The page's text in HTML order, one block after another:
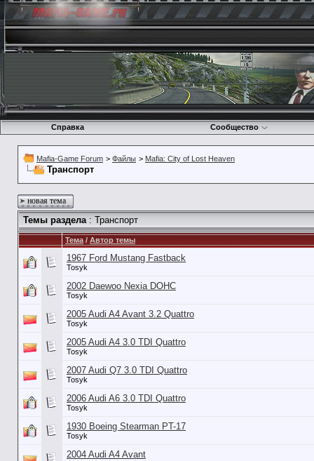
Справка Сообщество
Mafia-Game Forum > Файлы > Mafia: City of Lost Heaven
Транспорт
новая тема
Темы раздела: Транспорт
Тема/Автор темы
1967 Ford Mustang Fastback
Tosyk
2002 Daewoo Nexia DOHC
Tosyk
2005 Audi A4 Avant 3.2 Quattro
Tosyk
2005 Audi A4 3.0 TDI Quattro
Tosyk
2007 Audi Q7 3.0 TDI Quattro
Tosyk
2006 Audi A6 3.0 TDI Quattro
Tosyk
1930 Boeing Stearman PT-17
Tosyk
2004 Audi A4 Avant